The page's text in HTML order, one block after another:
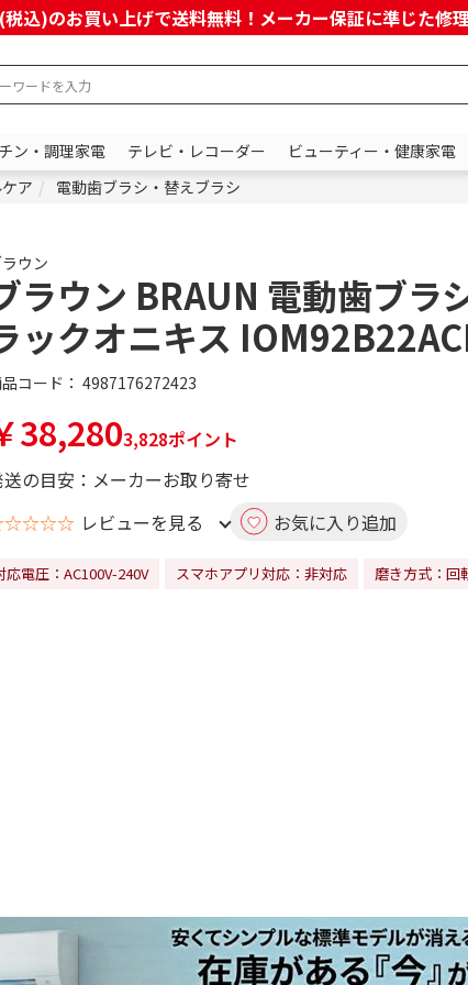
込)のお買い上げで送料無料！メーカー保証に準じた修
ン・調理家電 テレビ・レコーダー ビューティー・健康家電
ア 電動歯ブラシ・替えブラシ
ウン
ラウン BRAUN 電動歯ブラ
ックオニキス
コード： 4987176272423
38,2803,828ポイント
の目安：メーカーお取り寄せ
レビューを見る お気に入り追加
応電圧：AC100V-240V スマホアプリ対応：非対応 磨き方式：回